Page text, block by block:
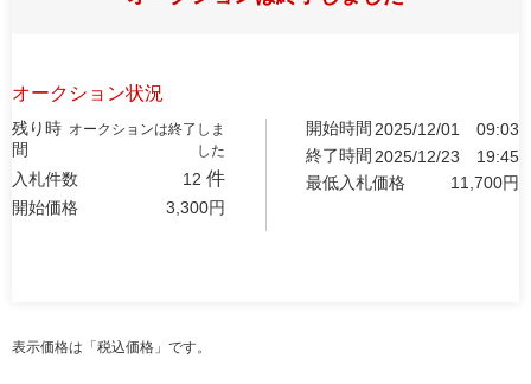
オークション状況
残り時
間
オークションは終了しま
した
入札件数 12 件
開始価格 3,300円
開始時間 2025/12/01
09:03
終了時間 2025/12/23
19:45
最低入札価格
11,700円
表示価格は「税込価格」です。